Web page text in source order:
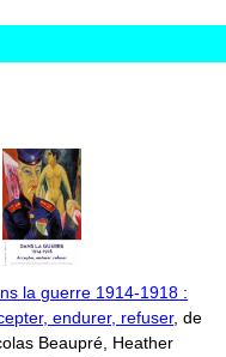
la guerre 1914-1918 :
endurer, refuser, de
Beaupré, Heather